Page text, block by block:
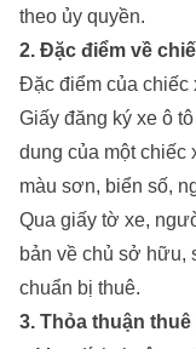
theo ủy quyền.
2. Đặc điểm về
Đặc điểm của chiếc
Giấy đăng ký xe ô
dung của một chiếc
màu sơn, biển số,
Qua giấy tờ xe,
bản về chủ sở hữu,
chuẩn bị thuê.
3. Thỏa thuận thuê